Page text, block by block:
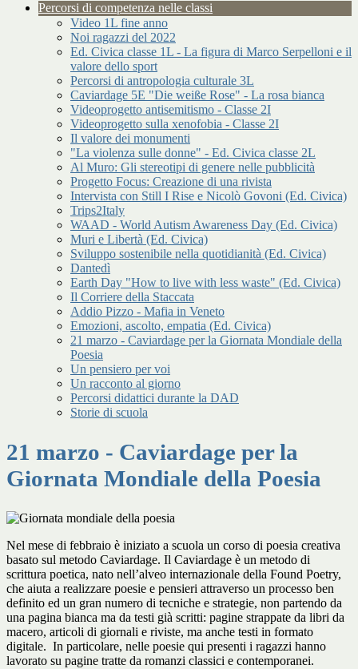
Percorsi di competenza nelle classi
Video 1L fine anno
Noi ragazzi del 2022
Ed. Civica classe 1L - La figura di Marco Serpelloni e il
valore dello sport
Percorsi di antropologia culturale 3L
Caviardage 5E "Die weiße Rose" - La rosa bianca
Videoprogetto antisemitismo - Classe 2I
Videoprogetto sulla xenofobia - Classe 2I
Il valore dei monumenti
"La violenza sulle donne" - Ed. Civica classe 2L
Al Muro: Gli stereotipi di genere nelle pubblicità
Progetto Focus: Creazione di una rivista
Intervista con Still I Rise e Nicolò Govoni (Ed. Civica)
Trips2Italy
WAAD - World Autism Awareness Day (Ed. Civica)
Muri e Libertà (Ed. Civica)
Sviluppo sostenibile nella quotidianità (Ed. Civica)
Dantedì
Earth Day "How to live with less waste" (Ed. Civica)
Il Corriere della Staccata
Addio Pizzo - Mafia in Veneto
Emozioni, ascolto, empatia (Ed. Civica)
21 marzo - Caviardage per la Giornata Mondiale della
Poesia
Un pensiero per voi
Un racconto al giorno
Percorsi didattici durante la DAD
Storie di scuola
21 marzo - Caviardage per la
Giornata Mondiale della Poesia
Nel mese di febbraio è iniziato a scuola un corso di poesia creativa
basato sul metodo Caviardage. Il Caviardage è un metodo di
scrittura poetica, nato nell’alveo internazionale della Found Poetry,
che aiuta a realizzare poesie e pensieri attraverso un processo ben
definito ed un gran numero di tecniche e strategie, non partendo da
una pagina bianca ma da testi già scritti: pagine strappate da libri da
macero, articoli di giornali e riviste, ma anche testi in formato
digitale. In particolare, nelle poesie qui presenti i ragazzi hanno
lavorato su pagine tratte da romanzi classici e contemporanei.